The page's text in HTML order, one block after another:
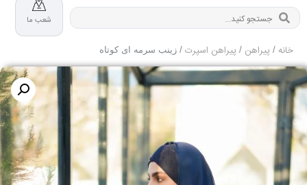
شعب ما
خانه / پیراهن / پیراهن اسپرت / زینب سرمه ای کوتاه